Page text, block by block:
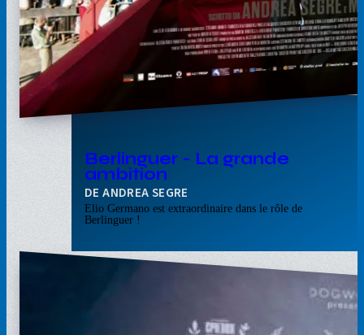
Berlinguer - La grande
ambition
ANDREA SEGRE
Elio Germano est extraordinaire dans le rôle de
Berlinguer !